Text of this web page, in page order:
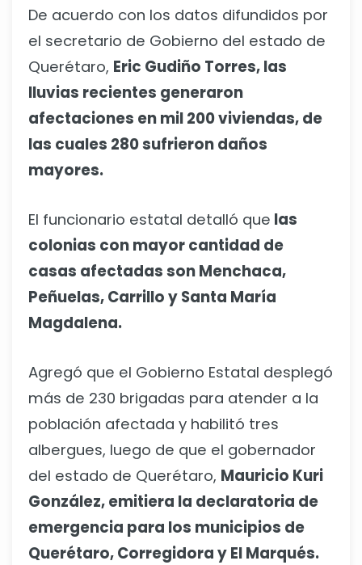
De acuerdo con los datos difundidos por
el secretario de Gobierno del estado de
Querétaro, Eric Gudiño Torres, las
lluvias recientes generaron
afectaciones en mil 200 viviendas, de
las cuales 280 sufrieron daños
mayores.
El funcionario estatal detalló que las
colonias con mayor cantidad de
casas afectadas son Menchaca,
Peñuelas, Carrillo y Santa María
Magdalena.
Agregó que el Gobierno Estatal desplegó
más de 230 brigadas para atender a la
población afectada y habilitó tres
albergues, luego de que el gobernador
del estado de Querétaro, Mauricio Kuri
González, emitiera la declaratoria de
emergencia para los municipios de
Querétaro, Corregidora y El Marqués.